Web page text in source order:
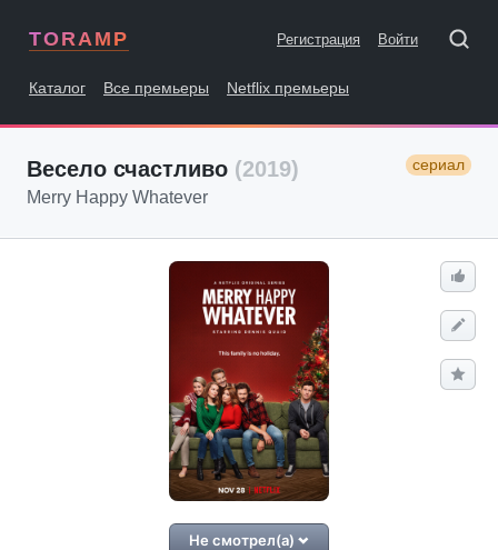
TORAMP Регистрация Войти
Каталог Все премьеры Netflix премьеры
Весело счастливо (2019) сериал
Merry Happy Whatever
Не смотрел(а)